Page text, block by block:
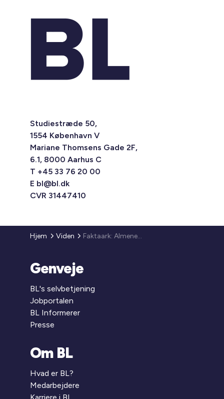
Studiestræde 50,
1554 København V
Mariane Thomsens Gade 2F,
6.1, 8000 Aarhus C
T +45 33 76 20 00
E bl@bl.dk
CVR 31447410
Hjem Viden Faktaark: Almene boliger på de mindre øer: Beboere og boligtyper
Genveje
BL's selvbetjening
Jobportalen
BL Informerer
Presse
Om BL
Hvad er BL?
Medarbejdere